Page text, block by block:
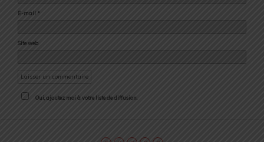
E-mail *
Site web
Oui, ajoutez moi à votre liste de diffusion.